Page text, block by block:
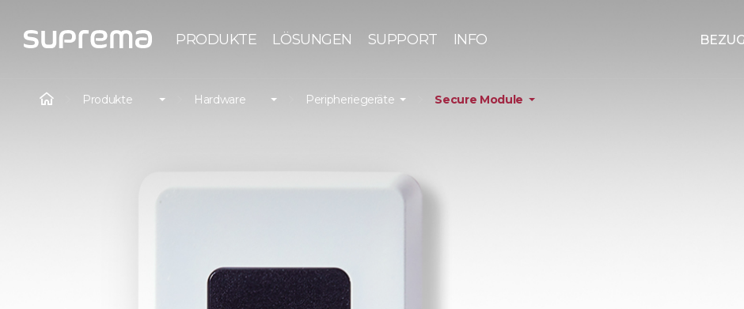
PRODUKTE LÖSUNGEN SUPPORT INFO
Produkte Hardware Peripheriegeräte Secure Module